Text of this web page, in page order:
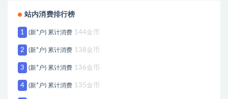
站内消费排行榜
1 (新*户) 累计消费 144金币
2 (新*户) 累计消费 138金币
3 (新*户) 累计消费 136金币
4 (新*户) 累计消费 135金币